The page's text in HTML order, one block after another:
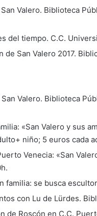
Valero. Biblioteca
del tiempo. C.C.
de San Valero 2017.
Valero. Biblioteca
«San Valero y sus
niño; 5 euros cada
Venecia: «San
familia: se busca
con Lu de Lürdes.
de Roscón en C.C.